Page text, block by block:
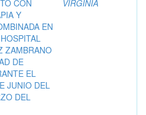
CON
Y
EN
ZAMBRANO
DE
EL
JUNIO DEL
DEL
VIRGINIA